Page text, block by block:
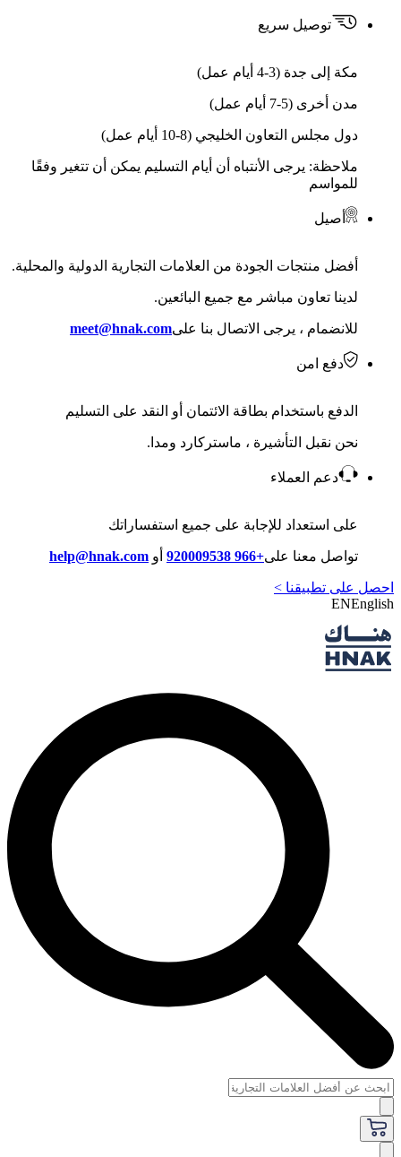
توصيل سريع
مكة إلى جدة (3-4 أيام عمل)
مدن أخرى (5-7 أيام عمل)
دول مجلس التعاون الخليجي (8-10 أيام عمل)
ملاحظة: يرجى الأنتباه أن أيام التسليم يمكن أن تتغير وفقًا
للمواسم
أصيل
أفضل منتجات الجودة من العلامات التجارية الدولية والمحلية.
لدينا تعاون مباشر مع جميع البائعين.
للانضمام ، يرجى الاتصال بنا علىmeet@hnak.com
دفع امن
الدفع باستخدام بطاقة الائتمان أو النقد على التسليم
نحن نقبل التأشيرة ، ماستركارد ومدا.
دعم العملاء
على استعداد للإجابة على جميع استفساراتك
تواصل معنا على+966 920009538 أو help@hnak.com
احصل على تطبيقنا >
ENEnglish